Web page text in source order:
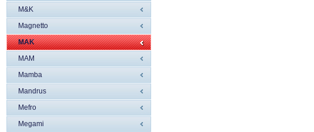
M&K
Magnetto
MAK
MAM
Mamba
Mandrus
Mefro
Megami